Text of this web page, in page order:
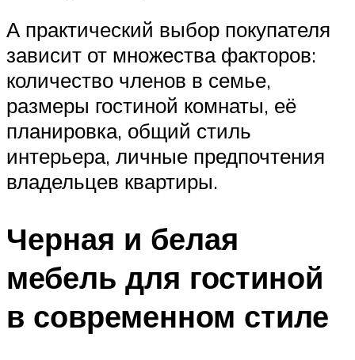
А практический выбор покупателя
зависит от множества факторов:
количество членов в семье,
размеры гостиной комнаты, её
планировка, общий стиль
интерьера, личные предпочтения
владельцев квартиры.
Черная и белая
мебель для гостиной
в современном стиле